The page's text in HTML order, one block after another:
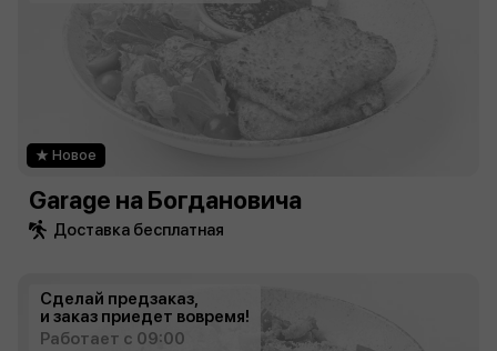
Новое
Garage на Богдановича
Доставка бесплатная
Сделай предзаказ,
и заказ приедет вовремя!
Работает с 09:00